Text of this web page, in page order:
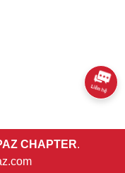
CHAPTER.